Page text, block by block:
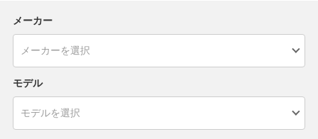
メーカー
モデル